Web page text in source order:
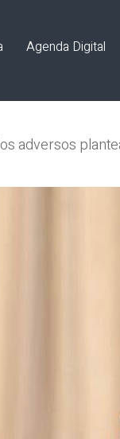
Agenda Digital
adversos